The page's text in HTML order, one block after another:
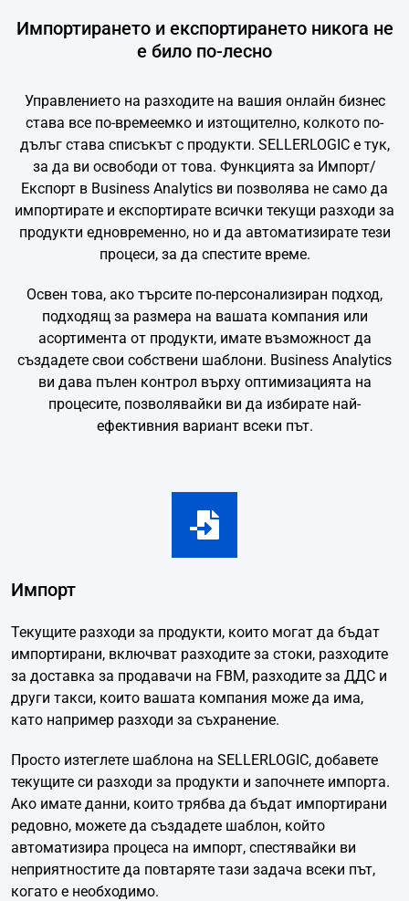
Импортирането и експортирането никога не
е било по-лесно
Управлението на разходите на вашия онлайн бизнес
става все по-времеемко и изтощително, колкото по-
дълъг става списъкът с продукти. SELLERLOGIC е тук,
за да ви освободи от това. Функцията за Импорт/
Експорт в Business Analytics ви позволява не само да
импортирате и експортирате всички текущи разходи за
продукти едновременно, но и да автоматизирате тези
процеси, за да спестите време.
Освен това, ако търсите по-персонализиран подход,
подходящ за размера на вашата компания или
асортимента от продукти, имате възможност да
създадете свои собствени шаблони. Business Analytics
ви дава пълен контрол върху оптимизацията на
процесите, позволявайки ви да избирате най-
ефективния вариант всеки път.
Импорт
Текущите разходи за продукти, които могат да бъдат
импортирани, включват разходите за стоки, разходите
за доставка за продавачи на FBM, разходите за ДДС и
други такси, които вашата компания може да има,
като например разходи за съхранение.
Просто изтеглете шаблона на SELLERLOGIC, добавете
текущите си разходи за продукти и започнете импорта.
Ако имате данни, които трябва да бъдат импортирани
редовно, можете да създадете шаблон, който
автоматизира процеса на импорт, спестявайки ви
неприятностите да повтаряте тази задача всеки път,
когато е необходимо.